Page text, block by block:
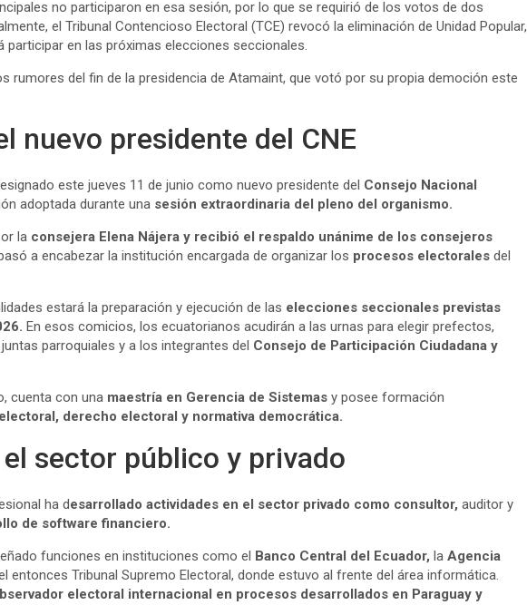
no participaron en esa sesión, por lo que se requirió de los votos de dos
el Tribunal Contencioso Electoral (TCE) revocó la eliminación de Unidad Popular,
participar en las próximas elecciones seccionales.
rumores del fin de la presidencia de Atamaint, que votó por su propia democión este
nuevo presidente del CNE
este jueves 11 de junio como nuevo presidente del Consejo Nacional
adoptada durante una sesión extraordinaria del pleno del organismo.
la consejera Elena Nájera y recibió el respaldo unánime de los consejeros
a encabezar la institución encargada de organizar los procesos electorales del
estará la preparación y ejecución de las elecciones seccionales previstas
En esos comicios, los ecuatorianos acudirán a las urnas para elegir prefectos,
parroquiales y a los integrantes del Consejo de Participación Ciudadana y
cuenta con una maestría en Gerencia de Sistemas y posee formación
derecho electoral y normativa democrática.
sector público y privado
ha desarrollado actividades en el sector privado como consultor, auditor y
de software financiero.
funciones en instituciones como el Banco Central del Ecuador, la Agencia
entonces Tribunal Supremo Electoral, donde estuvo al frente del área informática.
electoral internacional en procesos desarrollados en Paraguay y